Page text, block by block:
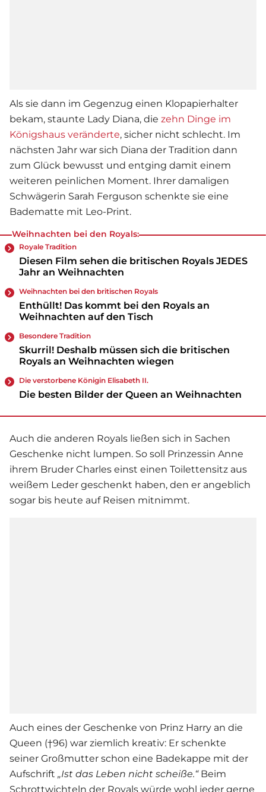
Als sie dann im Gegenzug einen Klopapierhalter
bekam, staunte Lady Diana, die zehn Dinge im
Königshaus veränderte, sicher nicht schlecht. Im
nächsten Jahr war sich Diana der Tradition dann
zum Glück bewusst und entging damit einem
weiteren peinlichen Moment. Ihrer damaligen
Schwägerin Sarah Ferguson schenkte sie eine
Badematte mit Leo-Print.
Weihnachten bei den Royals:
Royale Tradition
Diesen Film sehen die britischen Royals JEDES
Jahr an Weihnachten
Weihnachten bei den britischen Royals
Enthüllt! Das kommt bei den Royals an
Weihnachten auf den Tisch
Besondere Tradition
Skurril! Deshalb müssen sich die britischen
Royals an Weihnachten wiegen
Die verstorbene Königin Elisabeth II.
Die besten Bilder der Queen an Weihnachten
Auch die anderen Royals ließen sich in Sachen
Geschenke nicht lumpen. So soll Prinzessin Anne
ihrem Bruder Charles einst einen Toilettensitz aus
weißem Leder geschenkt haben, den er angeblich
sogar bis heute auf Reisen mitnimmt.
Auch eines der Geschenke von Prinz Harry an die
Queen (†96) war ziemlich kreativ: Er schenkte
seiner Großmutter schon eine Badekappe mit der
Aufschrift „Ist das Leben nicht scheiße.“Beim
Schrottwichteln der Royals würde wohl jeder gerne